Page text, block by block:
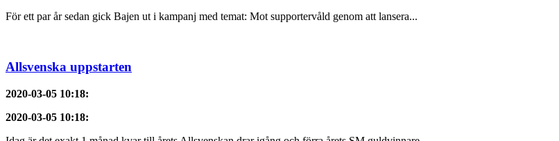
För ett par år sedan gick Bajen ut i kampanj med temat: Mot supportervåld genom att lansera...
Allsvenska uppstarten
2020-03-05 10:18:
2020-03-05 10:18: